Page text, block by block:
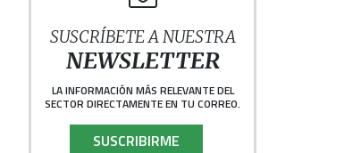
SUSCRÍBETE A NUESTRA
NEWSLETTER
LA INFORMACIÓN MÁS RELEVANTE DEL
SECTOR DIRECTAMENTE EN TU CORREO.
SUSCRIBIRME